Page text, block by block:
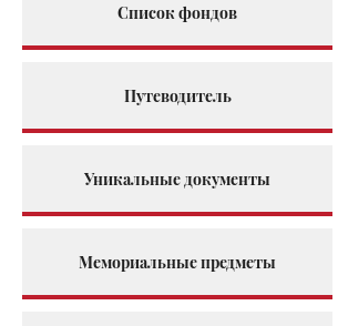
Список фондов
Путеводитель
Уникальные документы
Мемориальные предметы